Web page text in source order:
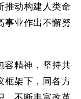
推动构建人类命
事业作出不懈努
容精神，坚持共
框架下，同各方